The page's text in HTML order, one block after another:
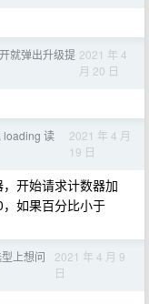
就弹出升级提 2021 年 4
月 20 日
loading 读
2021 年 4 月
19 日
开始请求计数器加
如果百分比小于
上想问
2021 年 4 月 9
日